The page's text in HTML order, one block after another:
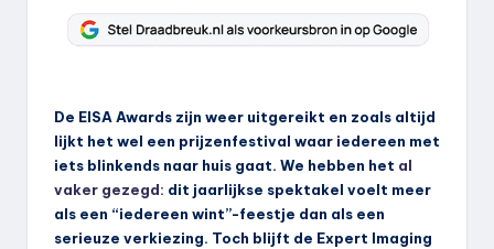
De EISA Awards zijn weer uitgereikt en zoals altijd
lijkt het wel een prijzenfestival waar iedereen met
iets blinkends naar huis gaat. We hebben het al
vaker gezegd: dit jaarlijkse spektakel voelt meer
als een “iedereen wint”-feestje dan als een
serieuze verkiezing. Toch blijft de Expert Imaging